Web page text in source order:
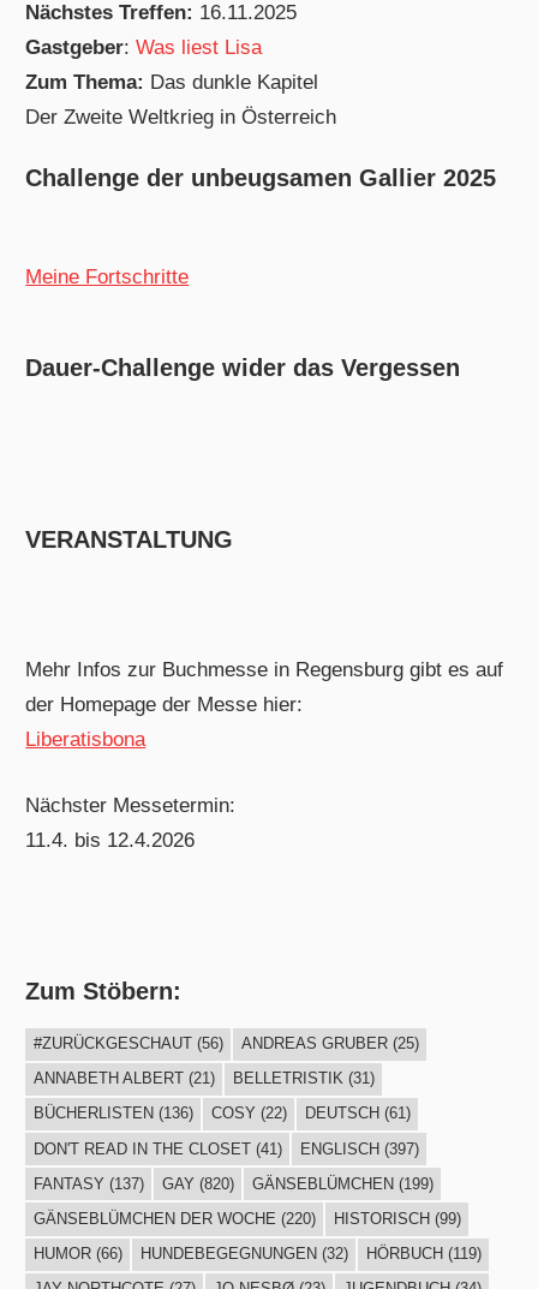
Nächstes Treffen: 16.11.2025
Gastgeber:Was liest Lisa
Zum Thema: Das dunkle Kapitel
Der Zweite Weltkrieg in Österreich
Challenge der unbeugsamen Gallier 2025
Meine Fortschritte
Dauer-Challenge wider das Vergessen
VERANSTALTUNG
Mehr Infos zur Buchmesse in Regensburg gibt es auf
der Homepage der Messe hier:
Liberatisbona
Nächster Messetermin:
11.4. bis 12.4.2026
Zum Stöbern:
#ZURÜCKGESCHAUT(56) ANDREAS GRUBER(25)
ANNABETH ALBERT(21) BELLETRISTIK(31)
BÜCHERLISTEN (136) COSY (22) DEUTSCH (61)
DON'T READ IN THE CLOSET(41) ENGLISCH(397)
FANTASY (137) GAY (820) GÄNSEBLÜMCHEN (199)
GÄNSEBLÜMCHEN DER WOCHE (220) HISTORISCH (99)
HUMOR(66) HUNDEBEGEGNUNGEN (32) HÖRBUCH (119)